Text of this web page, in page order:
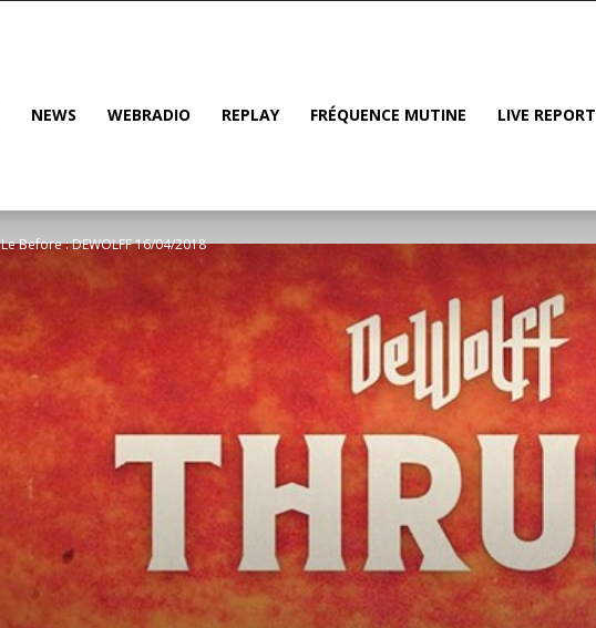
NEWS WEBRADIO REPLAY FRÉQUENCE MUTINE LIVE REPORT
Le Before : DEWOLFF 16/04/2018